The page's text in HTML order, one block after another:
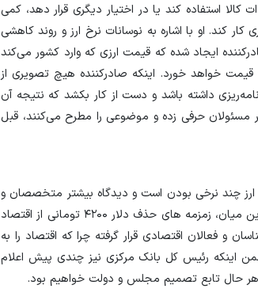
کالا استفاده کند یا در اختیار دیگری قرار دهد، کمی
کار کند. او با اشاره به نوسانات نرخ ارز و روند کاهشی
ایجاد شده که قیمت ارزی که وارد کشور می‌کند
خواهد خورد. اینکه صادرکننده هیچ تصویری از
داشته باشد و دست از کار بکشد که نتیجه آن
مسئولان حرفی زده و موضوعی را مطرح می‌کنند، قبل
ارز چند نرخی بودن است و دیدگاه بیشتر متخصصان و
خبرگان حوزه اقتصاد متمرکز بر ارز تک نرخی است، در این میان، زمزمه های حذف دلار ۴۲۰۰ تومانی از اقتصاد
و فعالان اقتصادی قرار گرفته چرا که اقتصاد را به
اینکه رئیس کل بانک مرکزی نیز چندی پیش اعلام
هر حال تابع تصمیم مجلس و دولت خواهیم بود.